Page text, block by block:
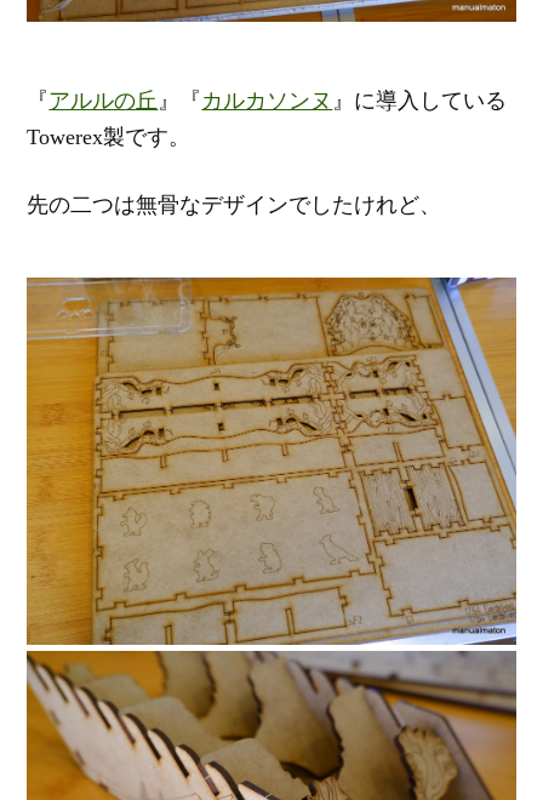
『アルルの丘 』『 カルカソンヌ 』に導入している
Towerex製です。
先の二つは無骨なデザインでしたけれど、